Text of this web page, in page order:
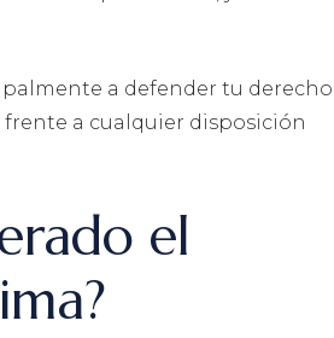
a defender tu derecho
a cualquier disposición
el